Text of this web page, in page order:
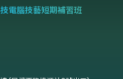
電腦技藝短期補習班